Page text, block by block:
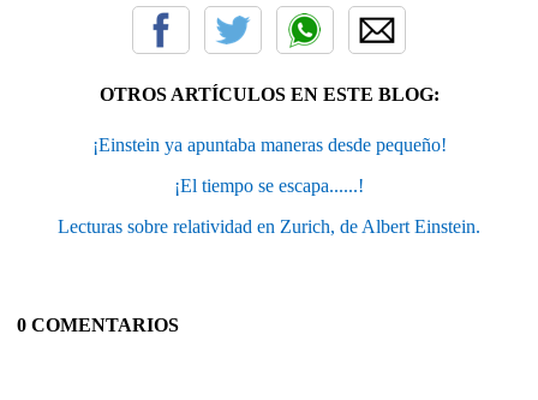
OTROS ARTÍCULOS EN ESTE BLOG:
¡Einstein ya apuntaba maneras desde pequeño!
¡El tiempo se escapa......!
Lecturas sobre relatividad en Zurich, de Albert Einstein.
0 COMENTARIOS